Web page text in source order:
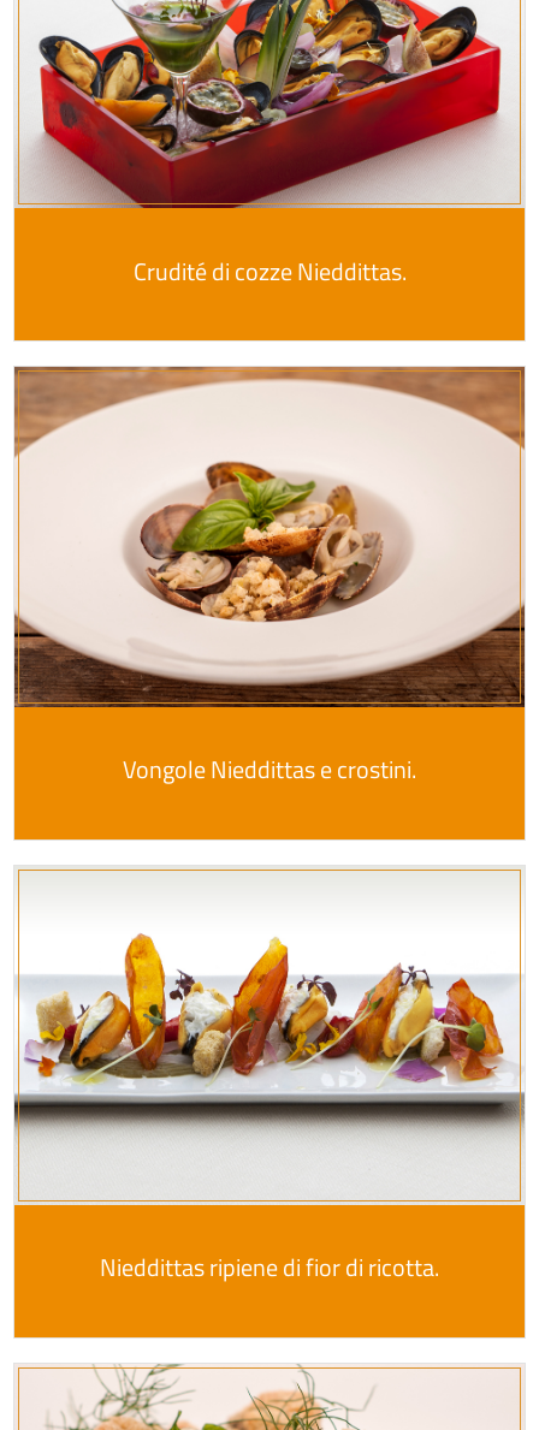
Crudité di cozze Nieddittas.
Vongole Nieddittas e crostini.
Nieddittas ripiene di fior di ricotta.